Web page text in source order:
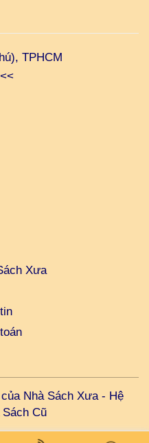
TPHCM
<<
Xưa
Nhà Sách Xưa - Hệ
Sách Cũ